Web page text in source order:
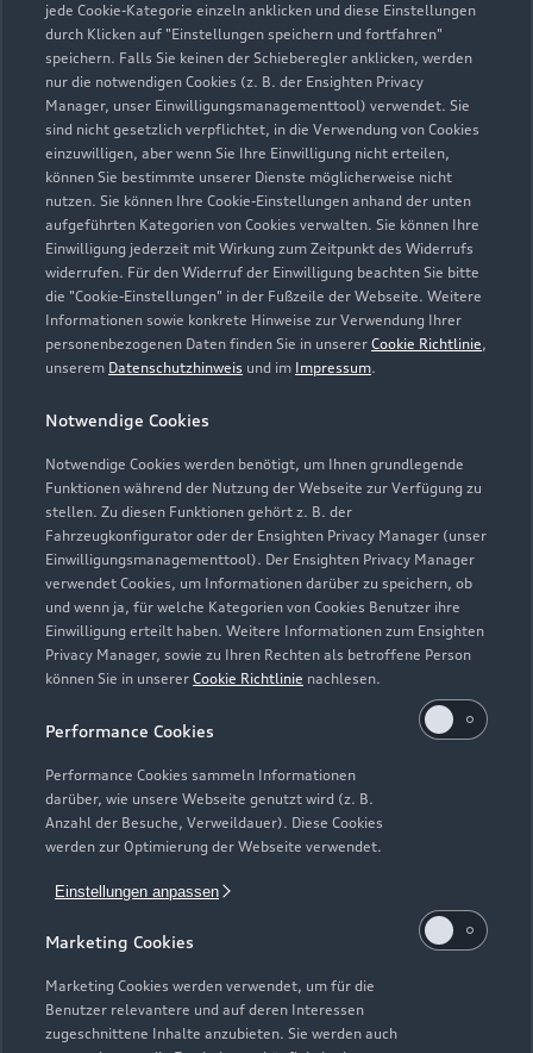
jede Cookie-Kategorie einzeln anklicken und diese Einstellungen
durch Klicken auf "Einstellungen speichern und fortfahren"
speichern. Falls Sie keinen der Schieberegler anklicken, werden
nur die notwendigen Cookies (z. B. der Ensighten Privacy
Manager, unser Einwilligungsmanagementtool) verwendet. Sie
sind nicht gesetzlich verpflichtet, in die Verwendung von Cookies
einzuwilligen, aber wenn Sie Ihre Einwilligung nicht erteilen,
können Sie bestimmte unserer Dienste möglicherweise nicht
nutzen. Sie können Ihre Cookie-Einstellungen anhand der unten
aufgeführten Kategorien von Cookies verwalten. Sie können Ihre
Einwilligung jederzeit mit Wirkung zum Zeitpunkt des Widerrufs
widerrufen. Für den Widerruf der Einwilligung beachten Sie bitte
die "Cookie-Einstellungen" in der Fußzeile der Webseite. Weitere
Informationen sowie konkrete Hinweise zur Verwendung Ihrer
personenbezogenen Daten finden Sie in unserer Cookie Richtlinie,
unserem Datenschutzhinweis und im Impressum.
Notwendige Cookies
Notwendige Cookies werden benötigt, um Ihnen grundlegende
Funktionen während der Nutzung der Webseite zur Verfügung zu
stellen. Zu diesen Funktionen gehört z. B. der
Fahrzeugkonfigurator oder der Ensighten Privacy Manager (unser
Einwilligungsmanagementtool). Der Ensighten Privacy Manager
verwendet Cookies, um Informationen darüber zu speichern, ob
und wenn ja, für welche Kategorien von Cookies Benutzer ihre
Einwilligung erteilt haben. Weitere Informationen zum Ensighten
Privacy Manager, sowie zu Ihren Rechten als betroffene Person
können Sie in unserer Cookie Richtlinie nachlesen.
Performance Cookies
Performance Cookies sammeln Informationen
darüber, wie unsere Webseite genutzt wird (z. B.
Anzahl der Besuche, Verweildauer). Diese Cookies
werden zur Optimierung der Webseite verwendet.
Einstellungen anpassen
Marketing Cookies
Marketing Cookies werden verwendet, um für die
Benutzer relevantere und auf deren Interessen
zugeschnittene Inhalte anzubieten. Sie werden auch
0351 831850
info@autohaus-gommlich.de
Kontaktdaten herunterladen
Öffnungszeiten
Service
Geschlossen,öffnet amMontag 06:30
Teile- & Zubehörverkauf
Geschlossen,öffnet am Montag 07:00
Zurück nach oben
Modelle
Elektromodelle
Plug-in-Hybride
Neuwagensuche
Gebrauchtwagensuche
Geschäftskunden
Service & Zubehör
Saisonale Angebote
Audi Services
Garantie
Audi digital services
myAudi
Support
Audi Code
Über Audi
Unternehmen
Karriere